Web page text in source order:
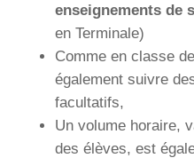
enseignements de
en Terminale)
Comme en classe
également suivre
facultatifs,
Un volume horaire,
des élèves, est